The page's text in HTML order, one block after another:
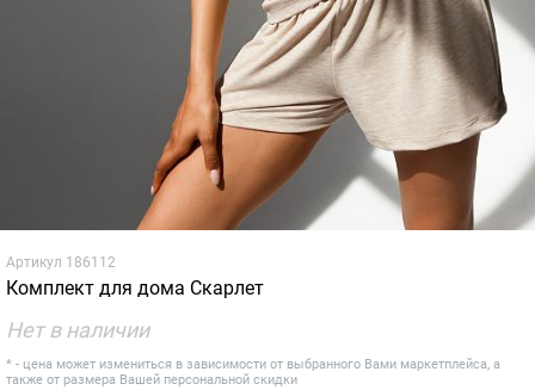
Артикул 186112
Комплект для дома Скарлет
Нет в наличии
* - цена может измениться в зависимости от выбранного Вами маркетплейса, а
также от размера Вашей персональной скидки